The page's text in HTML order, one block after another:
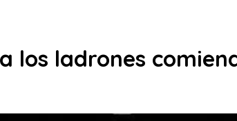
los ladrones